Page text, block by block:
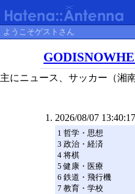
ようこそゲストさん
主にニュース、サッカー（湘
2026/08/07 13:40:17
1 哲学・思想
3 政治・経済
4 将棋
5 健康・医療
6 鉄道・飛行機
7 教育・学校